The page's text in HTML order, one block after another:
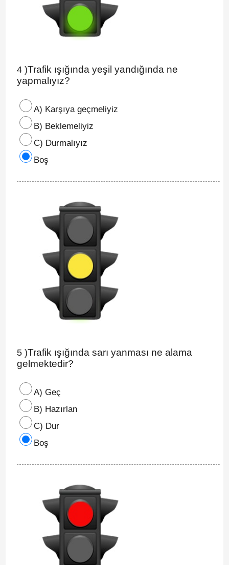
4 )Trafik ışığında yeşil yandığında ne
yapmalıyız?
A) Karşıya geçmeliyiz
B) Beklemeliyiz
C) Durmalıyız
Boş
5 )Trafik ışığında sarı yanması ne alama
gelmektedir?
A) Geç
B) Hazırlan
C) Dur
Boş